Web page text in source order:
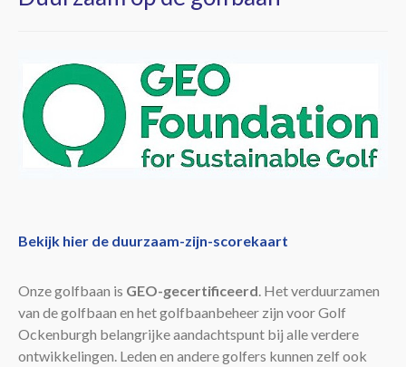
Bezoekers
Golf Academy
Golf Ockenburgh
Restaurant
Bekijk hier de duurzaam-zijn-scorekaart
Onze golfbaan is GEO-gecertificeerd. Het verduurzamen
van de golfbaan en het golfbaanbeheer zijn voor Golf
Ockenburgh belangrijke aandachtspunt bij alle verdere
ontwikkelingen. Leden en andere golfers kunnen zelf ook